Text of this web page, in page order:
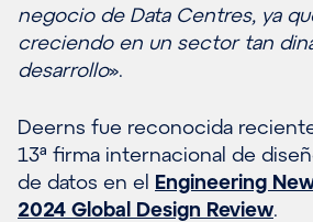
negocio de Data Centres, ya
creciendo en un sector tan
desarrollo».
Deerns fue reconocida
13ª firma internacional de
de datos en el Engineering
2024 Global Design Review.